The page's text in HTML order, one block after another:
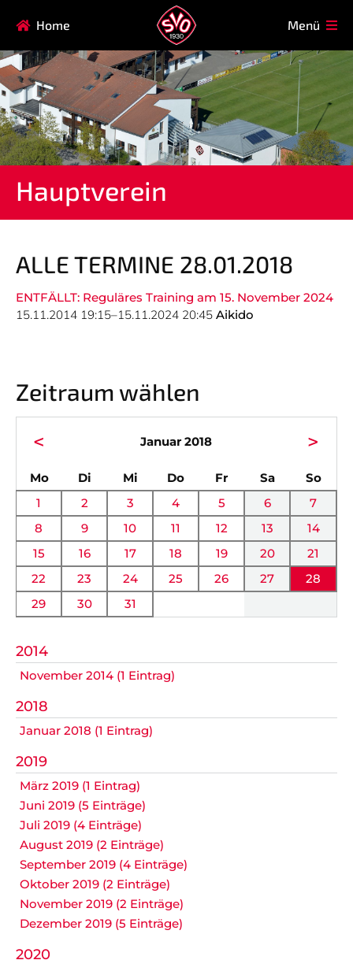
Home Menü
Hauptverein
ALLE TERMINE 28.01.2018
ENTFÄLLT: Reguläres Training am 15. November 2024
15.11.2014 19:15–15.11.2024 20:45 Aikido
Zeitraum wählen
< Januar 2018 >
Montag Dienstag
Mittwoch
Donnerstag
Freitag SamstagSo
1
2 3 4 5 6
7
8
9 10 11 12 13
14
15
16 17 18 19 20
21
22
23 24 25 26 27
28
29
30 31
2014
November 2014 (1 Eintrag)
2018
Januar 2018 (1 Eintrag)
2019
März 2019 (1 Eintrag)
Juni 2019 (5 Einträge)
Juli 2019 (4 Einträge)
August 2019 (2 Einträge)
September 2019 (4 Einträge)
Oktober 2019 (2 Einträge)
November 2019 (2 Einträge)
Dezember 2019 (5 Einträge)
2020
Navigation
überspringen
HAUPTVEREIN
MITGLIEDSCHAFT
FAQ
Navigation
überspringen
AIKIDO
EISSTOCK
FITNESSKURSE
FUSSBALL
GARDE
GESUNDHEITSSPORT
KINDERTURNEN
KYUDO
REHASPORT
TAEKWONDO
TENNIS
Navigation
überspringen
SVO
Mitgliedschaft
Ehrenmitglieder
Gesundheitssport
Verwaltung Intern
INFO
Alle Termine
Anfahrt
Chronik
Fanshop
VEREIN
Vereinssatzung
Schutzkonzept
Impressum
Datenschutz
KOOPERATIONEN
Nicht das Richtige gefunden?
Bitte nehmen Sie Kontakt mit uns auf. Wir helfen
gerne weiter.
post@svo.germaringen.de
Navigation
überspringen
Anfahrt Impressum